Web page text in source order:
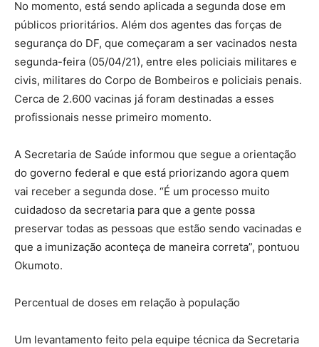
No momento, está sendo aplicada a segunda dose em
públicos prioritários. Além dos agentes das forças de
segurança do DF, que começaram a ser vacinados nesta
segunda-feira (05/04/21), entre eles policiais militares e
civis, militares do Corpo de Bombeiros e policiais penais.
Cerca de 2.600 vacinas já foram destinadas a esses
profissionais nesse primeiro momento.
A Secretaria de Saúde informou que segue a orientação
do governo federal e que está priorizando agora quem
vai receber a segunda dose. “É um processo muito
cuidadoso da secretaria para que a gente possa
preservar todas as pessoas que estão sendo vacinadas e
que a imunização aconteça de maneira correta”, pontuou
Okumoto.
Percentual de doses em relação à população
Um levantamento feito pela equipe técnica da Secretaria